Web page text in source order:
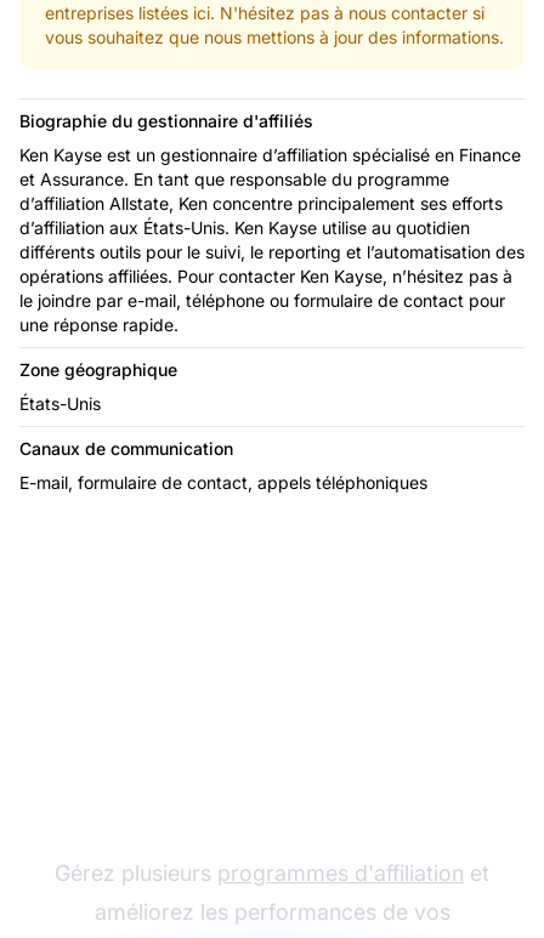
entreprises listées ici. N'hésitez pas à nous contacter si
vous souhaitez que nous mettions à jour des informations.
Biographie du gestionnaire d'affiliés
Ken Kayse est un gestionnaire d’affiliation spécialisé en Finance
et Assurance. En tant que responsable du programme
d’affiliation Allstate, Ken concentre principalement ses efforts
d’affiliation aux États-Unis. Ken Kayse utilise au quotidien
différents outils pour le suivi, le reporting et l’automatisation des
opérations affiliées. Pour contacter Ken Kayse, n’hésitez pas à
le joindre par e-mail, téléphone ou formulaire de contact pour
une réponse rapide.
Zone géographique
États-Unis
Canaux de communication
E-mail, formulaire de contact, appels téléphoniques
Gérez plusieurs programmes d'affiliation et
améliorez les performances de vos